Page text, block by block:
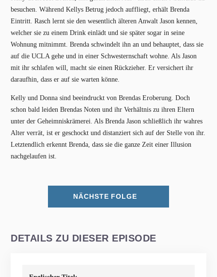
besuchen. Während Kellys Betrug jedoch auffliegt, erhält Brenda
Eintritt. Rasch lernt sie den wesentlich älteren Anwalt Jason kennen,
welcher sie zu einem Drink einlädt und sie später sogar in seine
Wohnung mitnimmt. Brenda schwindelt ihn an und behauptet, dass sie
auf die UCLA gehe und in einer Schwesternschaft wohne. Als Jason
mit ihr schlafen will, macht sie einen Rückzieher. Er versichert ihr
daraufhin, dass er auf sie warten könne.
Kelly und Donna sind beeindruckt von Brendas Eroberung. Doch
schon bald leiden Brendas Noten und ihr Verhältnis zu ihren Eltern
unter der Geheimniskrämerei. Als Brenda Jason schließlich ihr wahres
Alter verrät, ist er geschockt und distanziert sich auf der Stelle von ihr.
Letztendlich erkennt Brenda, dass sie die ganze Zeit einer Illusion
nachgelaufen ist.
NÄCHSTE FOLGE
DETAILS ZU DIESER EPISODE